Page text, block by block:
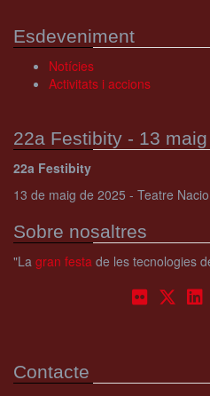
Esdeveniment
Notícies
Activitats i accions
22a Festibity - 13
22a Festibity
13 de maig de 2025 - Teatre
Sobre nosaltres
"La gran festa de les tecnologies
Contacte